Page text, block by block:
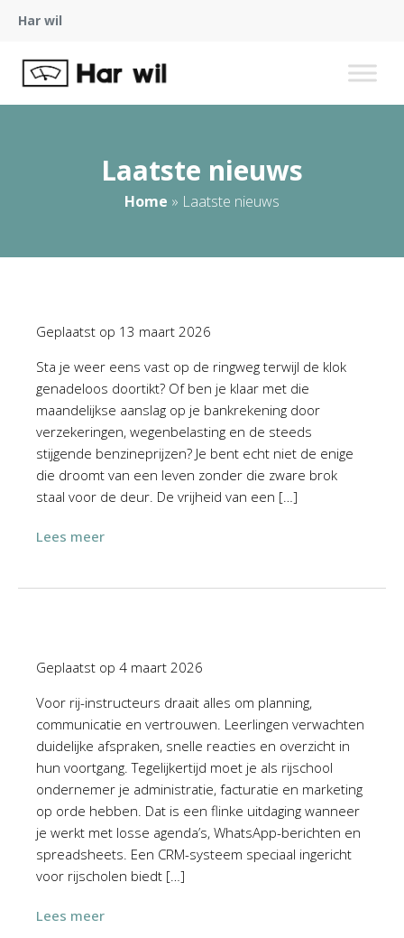
Har wil
Laatste nieuws
Home » Laatste nieuws
Geplaatst op 13 maart 2026
Sta je weer eens vast op de ringweg terwijl de klok
genadeloos doortikt? Of ben je klaar met die
maandelijkse aanslag op je bankrekening door
verzekeringen, wegenbelasting en de steeds
stijgende benzineprijzen? Je bent echt niet de enige
die droomt van een leven zonder die zware brok
staal voor de deur. De vrijheid van een […]
Lees meer
Geplaatst op 4 maart 2026
Voor rij-instructeurs draait alles om planning,
communicatie en vertrouwen. Leerlingen verwachten
duidelijke afspraken, snelle reacties en overzicht in
hun voortgang. Tegelijkertijd moet je als rijschool
ondernemer je administratie, facturatie en marketing
op orde hebben. Dat is een flinke uitdaging wanneer
je werkt met losse agenda’s, WhatsApp-berichten en
spreadsheets. Een CRM-systeem speciaal ingericht
voor rijscholen biedt […]
Lees meer